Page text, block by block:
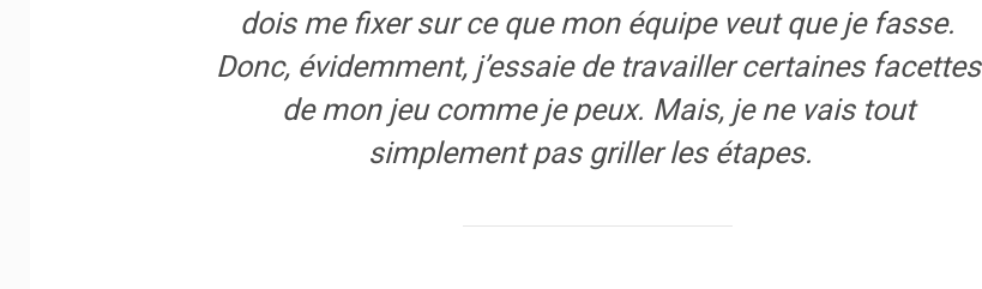
dois me fixer sur ce que mon équipe veut que je fasse.
Donc, évidemment, j’essaie de travailler certaines facettes
de mon jeu comme je peux. Mais, je ne vais tout
simplement pas griller les étapes.